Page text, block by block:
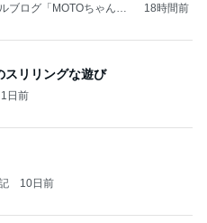
ブログ「MOTOちゃんと
18時間前
スリリングな遊び
1日前
10日前